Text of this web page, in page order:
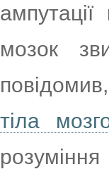
мозок
тіла